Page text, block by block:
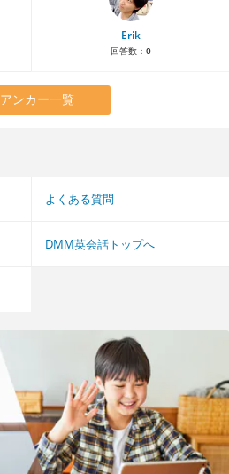
Erik
回答数： 0
アンカー一覧
よくある質問
DMM英会話トップへ